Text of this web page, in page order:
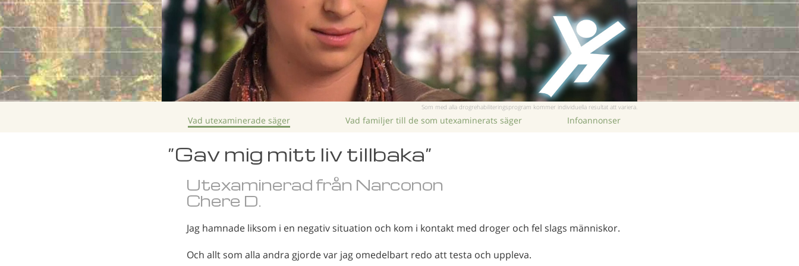
Norsk
Portuguès
Ryska
Svenska
Kinesiska
Som med alla drogrehabiliteringsprogram kommer individuella resultat att variera.
Vad utexaminerade säger Vad familjer till de som utexaminerats säger Infoannonser
”Gav mig mitt liv tillbaka”
Utexaminerad från Narconon
Chere D.
Jag hamnade liksom i en negativ situation och kom i kontakt med droger och fel slags människor.
Och allt som alla andra gjorde var jag omedelbart redo att testa och uppleva.